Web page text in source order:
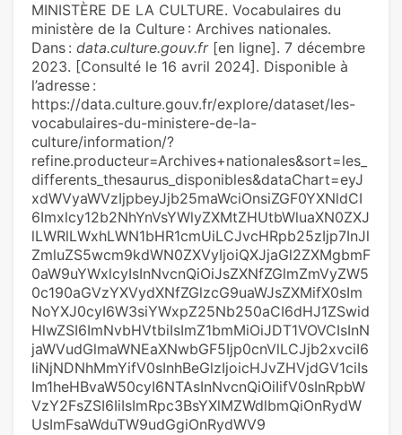
MINISTÈRE DE LA CULTURE. Vocabulaires du
ministère de la Culture : Archives nationales.
Dans : data.culture.gouv.fr[en ligne]. 7 décembre
2023. [Consulté le 16 avril 2024]. Disponible à
l’adresse :
https://data.culture.gouv.fr/explore/dataset/les-
vocabulaires-du-ministere-de-la-
culture/information/?
refine.producteur=Archives+nationales&sort=les_
differents_thesaurus_disponibles&dataChart=eyJ
xdWVyaWVzIjpbeyJjb25maWciOnsiZGF0YXNldCI
6Imxlcy12b2NhYnVsYWlyZXMtZHUtbWluaXN0ZXJ
lLWRlLWxhLWN1bHR1cmUiLCJvcHRpb25zIjp7InJl
ZmluZS5wcm9kdWN0ZXVyIjoiQXJjaGl2ZXMgbmF
0aW9uYWxlcyIsInNvcnQiOiJsZXNfZGlmZmVyZW5
0c190aGVzYXVydXNfZGlzcG9uaWJsZXMifX0sIm
NoYXJ0cyI6W3siYWxpZ25Nb250aCI6dHJ1ZSwid
HlwZSI6ImNvbHVtbiIsImZ1bmMiOiJDT1VOVCIsInN
jaWVudGlmaWNEaXNwbGF5Ijp0cnVlLCJjb2xvciI6
IiNjNDNhMmYifV0sInhBeGlzIjoicHJvZHVjdGV1ciIs
Im1heHBvaW50cyI6NTAsInNvcnQiOiIifV0sInRpbW
VzY2FsZSI6IiIsImRpc3BsYXlMZWdlbmQiOnRydW
UsImFsaWduTW9udGgiOnRydWV9